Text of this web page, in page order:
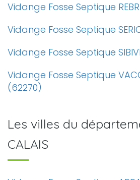
Vidange Fosse Septique
Vidange Fosse Septique
Vidange Fosse Septique
Vidange Fosse Septique
(62270)
Les villes du
CALAIS